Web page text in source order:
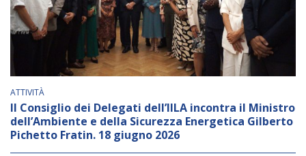
ATTIVITÀ
Il Consiglio dei Delegati dell’IILA incontra il Ministro
dell’Ambiente e della Sicurezza Energetica Gilberto
Pichetto Fratin. 18 giugno 2026